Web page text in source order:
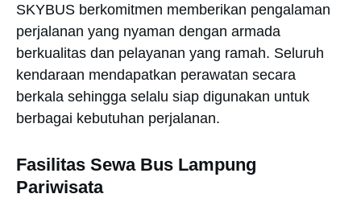
SKYBUS berkomitmen memberikan pengalaman
perjalanan yang nyaman dengan armada
berkualitas dan pelayanan yang ramah. Seluruh
kendaraan mendapatkan perawatan secara
berkala sehingga selalu siap digunakan untuk
berbagai kebutuhan perjalanan.
Fasilitas Sewa Bus Lampung
Pariwisata